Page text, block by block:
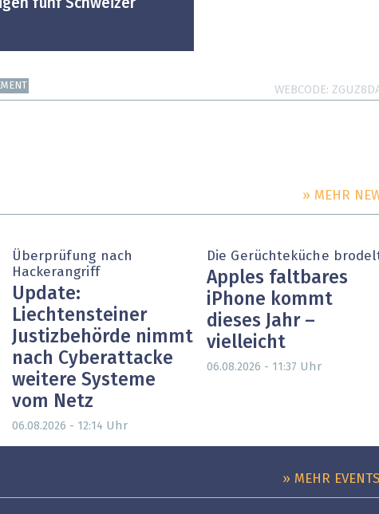
fünf Schweizer
WEBCODE
» MEHR
Überprüfung nach
Hackerangriff
Update:
Liechtensteiner
Justizbehörde nimmt
nach Cyberattacke
weitere Systeme
vom Netz
06.08.2026 - 12:14 Uhr
Die Gerüchteküche
Apples faltbares
iPhone kommt
dieses Jahr –
vielleicht
06.08.2026 - 11:37 Uhr
» MEHR EVENTS